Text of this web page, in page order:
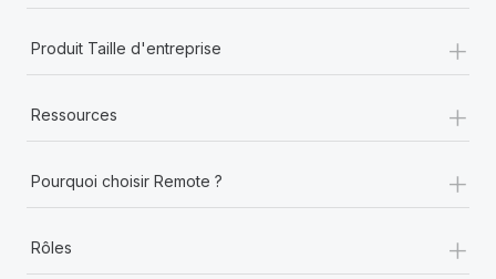
En savoir plus
Produit Taille d'entreprise +
Ressources +
Pourquoi choisir Remote ? +
Rôles +